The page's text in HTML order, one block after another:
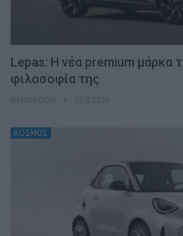
Lepas: Η νέα premium μάρκα
φιλοσοφία της
ΚΟΣΜΟΣ